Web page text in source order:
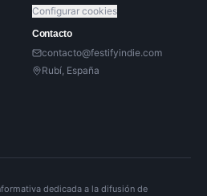
Configurar cookies
Contacto
contacto@festifyindie.com
Rubí, España
dedicada a la difusión de